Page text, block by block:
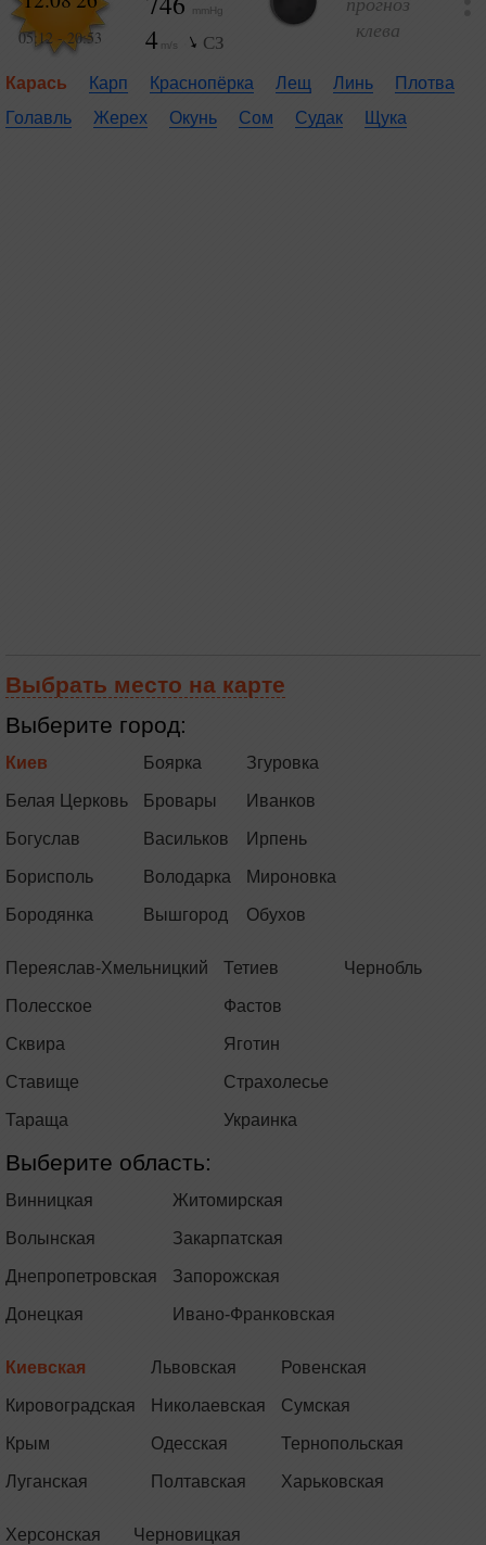
05:12 -20:53
mmHg
4 m/s СЗ
клева
Карась Карп Краснопёрка Лещ Линь
Плотва
Голавль
Жерех Окунь Сом Судак Щука
Выбрать место на карте
Выберите город:
Киев
Белая Церковь
Богуслав
Борисполь
Бородянка
Боярка
Бровары
Васильков
Володарка
Вышгород
Згуровка
Иванков
Ирпень
Мироновка
Обухов
Переяслав-Хмельницкий
Полесское
Сквира
Ставище
Тараща
Тетиев
Фастов
Яготин
Страхолесье
Украинка
Чернобль
Выберите область:
Винницкая
Волынская
Днепропетровская
Донецкая
Житомирская
Закарпатская
Запорожская
Ивано-Франковская
Киевская
Кировоградская
Крым
Луганская
Львовская
Николаевская
Одесская
Полтавская
Ровенская
Сумская
Тернопольская
Харьковская
Херсонская Черновицкая